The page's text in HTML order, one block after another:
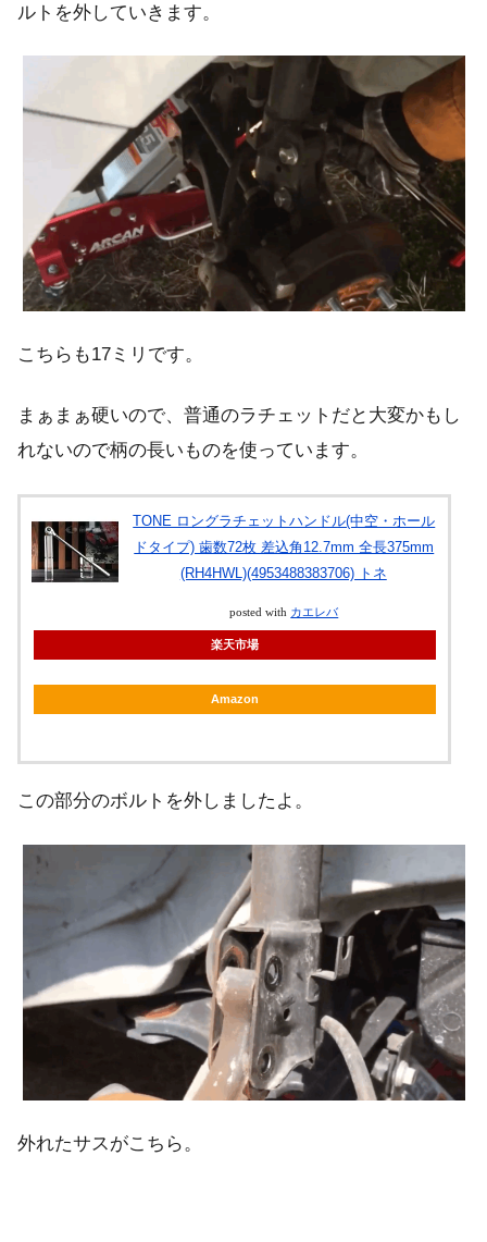
ルトを外していきます。
こちらも17ミリです。
まぁまぁ硬いので、普通のラチェットだと大変かもし
れないので柄の長いものを使っています。
TONE ロングラチェットハンドル(中空・ホール
ドタイプ) 歯数72枚 差込角12.7mm 全長375mm
(RH4HWL)(4953488383706) トネ
posted with カエレバ
楽天市場
Amazon
この部分のボルトを外しましたよ。
外れたサスがこちら。